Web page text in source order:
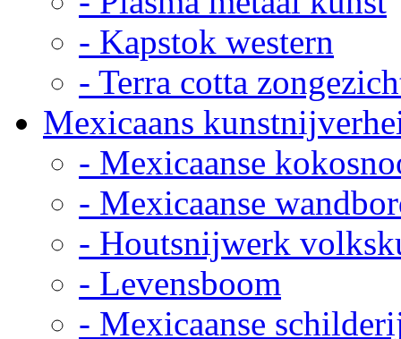
- Kapstok western
- Terra cotta
Mexicaans
- Mexicaanse
- Mexicaanse
- Houtsnijwerk
- Levensboom
- Mexicaanse